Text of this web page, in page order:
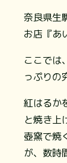
奈良県生
お店『あ
ここでは
っぷりの
紅はるか
と焼き上
壺窯で焼
が、数時